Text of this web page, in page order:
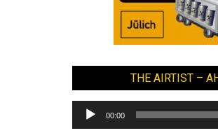
THE AIRTIST –
Audio-
Player
00:00